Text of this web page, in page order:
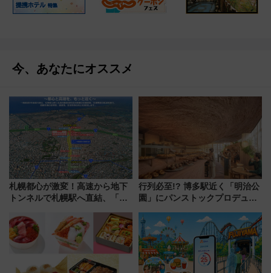
今、あなたにオススメ
札幌都心が激変！高速から地下
トンネルで札幌駅へ直結、「創
から本格着工、延長4.8km整備
事業の全貌
行列必至!? 博多駅近く「明治公
園」にパンストックプロデュー
オープン 秋からはビストロ営業
も！